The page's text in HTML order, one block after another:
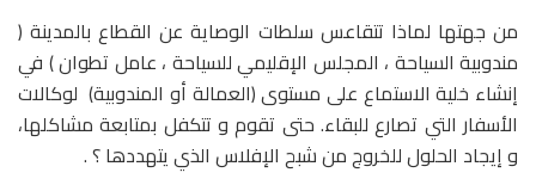
من جهتها لماذا تتقاعس سلطات الوصاية عن القطاع بالمدينة (
مندوبية السياحة ، المجلس الإقليمي للسياحة ، عامل تطوان ) في
إنشاء خلية الاستماع على مستوى (العمالة أو المندوبية) لوكالات
الأسفار التي تصارع للبقاء. حتى تقوم و تتكفل بمتابعة مشاكلها،
و إيجاد الحلول للخروج من شبح الإفلاس الذي يتهددها ؟ .